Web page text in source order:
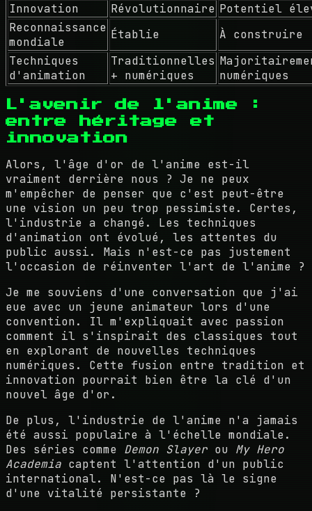
Innovation
Révolutionnaire Potentiel
Reconnaissance
mondiale
Établie
À construire
Techniques
d'animation
Traditionnelles
+ numériques
numériques
L'avenir de l'anime :
entre héritage et
innovation
Alors, l'âge d'or de l'anime est-il
vraiment derrière nous ? Je ne peux
m'empêcher de penser que c'est peut-être
une vision un peu trop pessimiste. Certes,
l'industrie a changé. Les techniques
d'animation ont évolué, les attentes du
public aussi. Mais n'est-ce pas justement
l'occasion de réinventer l'art de l'anime ?
Je me souviens d'une conversation que j'ai
eue avec un jeune animateur lors d'une
convention. Il m'expliquait avec passion
comment il s'inspirait des classiques tout
en explorant de nouvelles techniques
numériques. Cette fusion entre tradition et
innovation pourrait bien être la clé d'un
nouvel âge d'or.
De plus, l'industrie de l'anime n'a jamais
été aussi populaire à l'échelle mondiale.
Des séries comme Demon Slayer ou My Hero
Academia captent l'attention d'un public
international. N'est-ce pas là le signe
d'une vitalité persistante ?